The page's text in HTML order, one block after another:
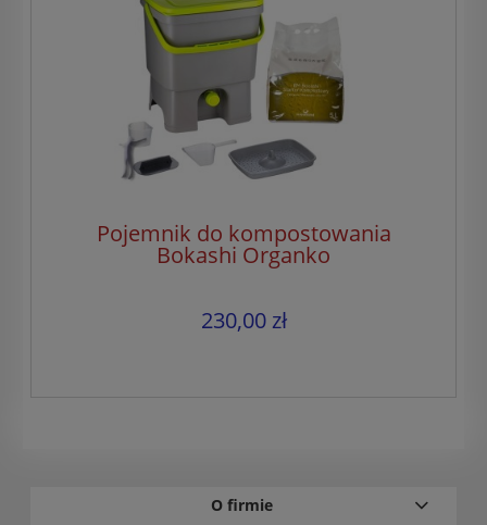
Pojemnik do kompostowania
Bokashi Organko
230,00 zł
O firmie